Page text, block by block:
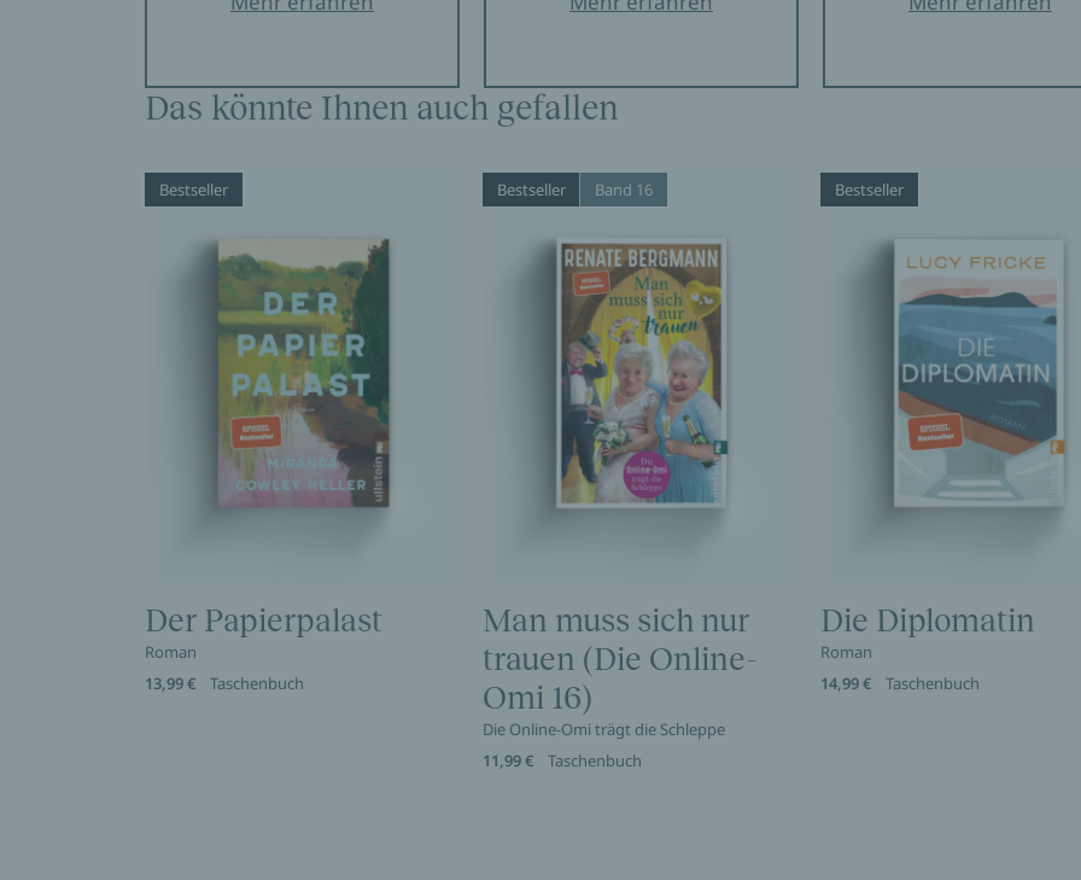
Das könnte Ihnen auch gefallen
Bestseller
Der Papierpalast
Roman
13,99 €
Taschenbuch
Bestseller Band 16
Man muss sich nur
trauen (Die Online-
Omi 16)
Die Online-Omi trägt die Schleppe
11,99 €
Taschenbuch
Bestseller
Die Diplomatin
Roman
14,99 €
Taschenbuch